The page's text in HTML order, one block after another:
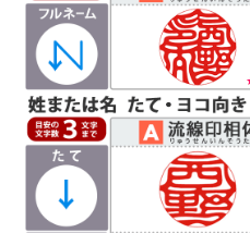
Ｃ 読 みやすい 印相体(よ
印相体を読み
す。認印によ
高い書体にな
使用をお勧め